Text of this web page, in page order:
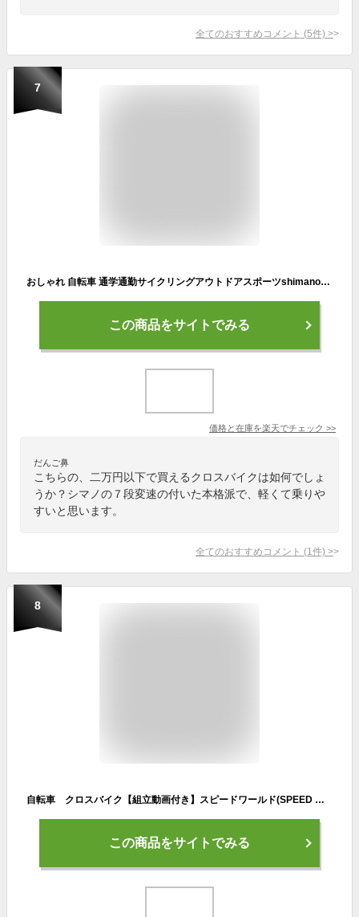
全てのおすすめコメント (5件) >
7
おしゃれ 自転車 通学通勤サイクリングアウトドアスポーツshimanoシティサイクルメンズレディース 本州 送料無料 ARCHNESS CRB7007-3 フレームサイズ380mmモデル
この商品をサイトでみる
価格と在庫を楽天でチェック >>
だんご鼻
こちらの、二万円以下で買えるクロスバイクは如何でしょ
うか？シマノの７段変速の付いた本格派で、軽くて乗りや
すいと思います。
全てのおすすめコメント (1 件) >
8
自転車 クロスバイク【組立動画付き】スピードワールド(SPEED WORLD)クロスバイク 700C(約27インチ) 6段変速 シマノ変速機 初心者 適用身長150cm以上 初心者 おしゃれ オシャレ 通勤 通学 大人 女性 学生
この商品をサイトでみる